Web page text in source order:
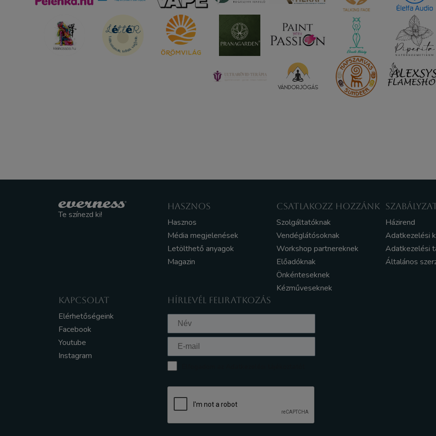
Te színezd ki!
HASZNOS
Hasznos
Média megjelenések
Letölthető anyagok
Magazin
CSATLAKOZZ HOZZÁNK
Szolgáltatóknak
Vendéglátósoknak
Workshop partnereknek
Előadóknak
Önkénteseknek
Kézműveseknek
Házirend
Adatkezelési
Adatkezelési
Általános
KAPCSOLAT
Elérhetőségeink
Facebook
Youtube
Instagram
HÍRLEVÉL FELIRATKOZÁS